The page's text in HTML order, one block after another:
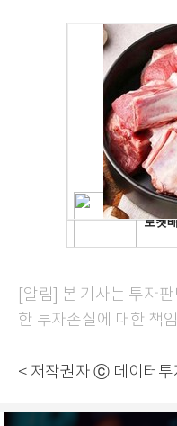
[알림] 본 기사는 투자
한 투자손실에 대한 책
< 저작권자 ⓒ 데이터투